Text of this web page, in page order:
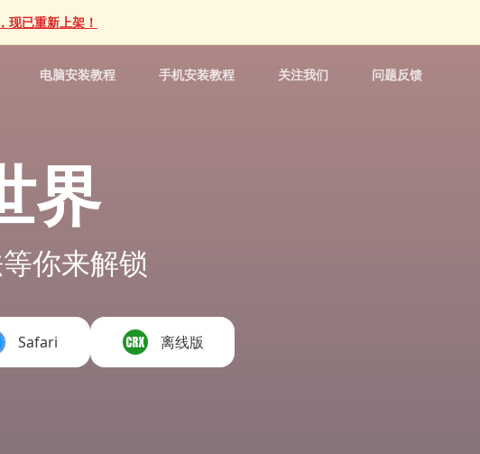
已重新上架！
电脑安装教程 手机安装教程 关注我们 问题反馈
界
你来解锁
Safari 离线版